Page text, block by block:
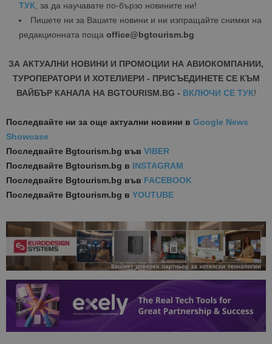
ТУК, за да научавате по-бързо новините ни!
Пишете ни за Вашите новини и ни изпращайте снимки на
редакционната поща office@bgtourism.bg
ЗА АКТУАЛНИ НОВИНИ И ПРОМОЦИИ НА АВИОКОМПАНИИ,
ТУРОПЕРАТОРИ И ХОТЕЛИЕРИ - ПРИСЪЕДИНЕТЕ СЕ КЪМ
ВАЙБЪР КАНАЛА НА BGTOURISM.BG - ВКЛЮЧИ СЕ ТУК!
Последвайте ни за още актуални новини в Google News
Showcase
Последвайте Bgtourism.bg във VIBER
Последвайте Bgtourism.bg в INSTAGRAM
Последвайте Bgtourism.bg във FACEBOOK
Последвайте Bgtourism.bg в YOUTUBE